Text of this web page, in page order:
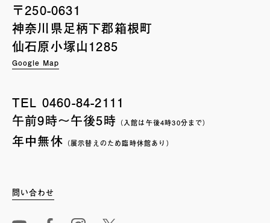
〒250-0631
神奈川県足柄下郡箱根町
仙石原小塚山1285
Google Map
TEL 0460-84-2111
午前9時〜午後5時 （入館は午後4時30分まで）
年中無休 （展示替えのため臨時休館あり）
問い合わせ